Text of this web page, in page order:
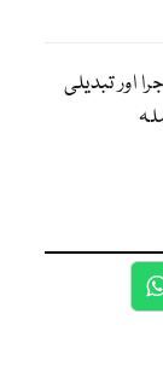
اور تبدیلی